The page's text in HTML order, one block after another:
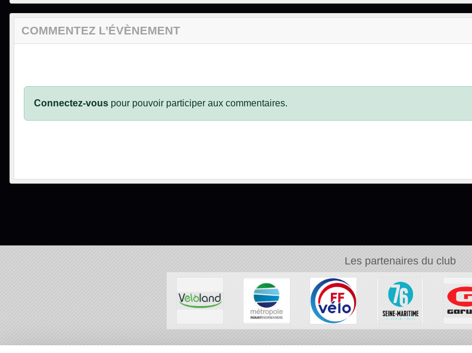
COMMENTEZ L’ÉVÈNEMENT
Connectez-vous pour pouvoir participer aux commentaires.
Les partenaires du club